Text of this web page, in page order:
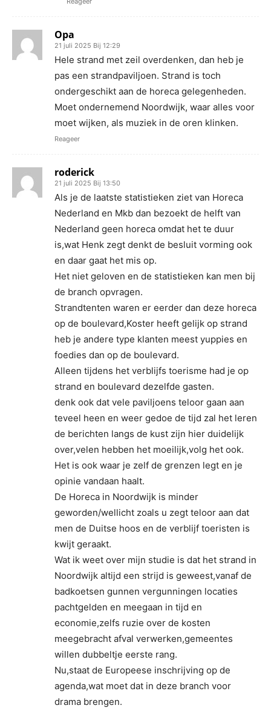
Opa
21 juli 2025 Bij 12:29
Hele strand met zeil overdenken, dan heb je
pas een strandpaviljoen. Strand is toch
ondergeschikt aan de horeca gelegenheden.
Moet ondernemend Noordwijk, waar alles voor
moet wijken, als muziek in de oren klinken.
Reageer
roderick
21 juli 2025 Bij 13:50
Als je de laatste statistieken ziet van Horeca
Nederland en Mkb dan bezoekt de helft van
Nederland geen horeca omdat het te duur
is,wat Henk zegt denkt de besluit vorming ook
en daar gaat het mis op.
Het niet geloven en de statistieken kan men bij
de branch opvragen.
Strandtenten waren er eerder dan deze horeca
op de boulevard,Koster heeft gelijk op strand
heb je andere type klanten meest yuppies en
foedies dan op de boulevard.
Alleen tijdens het verblijfs toerisme had je op
strand en boulevard dezelfde gasten.
denk ook dat vele paviljoens teloor gaan aan
teveel heen en weer gedoe de tijd zal het leren
de berichten langs de kust zijn hier duidelijk
over,velen hebben het moeilijk,volg het ook.
Het is ook waar je zelf de grenzen legt en je
opinie vandaan haalt.
De Horeca in Noordwijk is minder
geworden/wellicht zoals u zegt teloor aan dat
men de Duitse hoos en de verblijf toeristen is
kwijt geraakt.
Wat ik weet over mijn studie is dat het strand in
Noordwijk altijd een strijd is geweest,vanaf de
badkoetsen gunnen vergunningen locaties
pachtgelden en meegaan in tijd en
economie,zelfs ruzie over de kosten
meegebracht afval verwerken,gemeentes
willen dubbeltje eerste rang.
Nu,staat de Europeese inschrijving op de
agenda,wat moet dat in deze branch voor
drama brengen.